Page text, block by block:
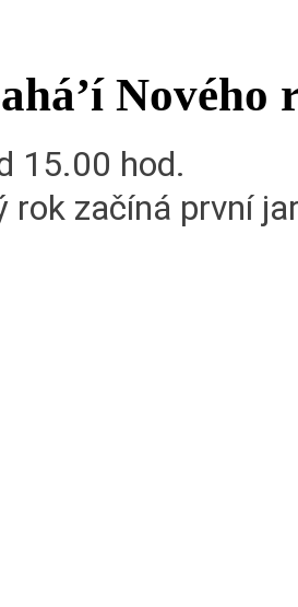
Nového
15.00 hod.
rok začíná první